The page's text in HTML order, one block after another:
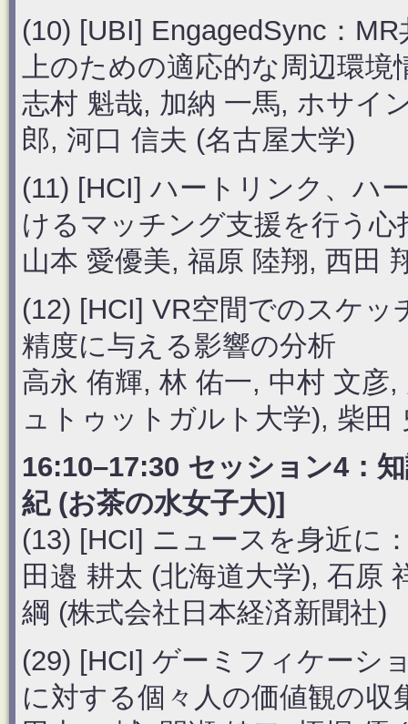
(10) [UBI] EngagedSync：
上のための適応的な周辺環境
志村 魁哉, 加納 一馬, ホサイ
郎, 河口 信夫 (名古屋大学)
(11) [HCI] ハートリンク、ハ
けるマッチング支援を行う
山本 愛優美, 福原 陸翔, 西田
(12) [HCI] VR空間でのスケ
精度に与える影響の分析
高永 侑輝, 林 佑一, 中村 文彦
ュトゥットガルト大学), 柴田
16:10–17:30 セッション4：
紀 (お茶の水女子大)]
(13) [HCI] ニュースを身近に
田邉 耕太 (北海道大学), 石原
綱 (株式会社日本経済新聞社)
(29) [HCI] ゲーミフィケーシ
に対する個々人の価値観の収